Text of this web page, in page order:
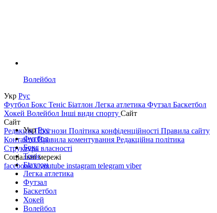
Волейбол
Укр Рус
Футбол Бокс Теніс Біатлон Легка атлетика Футзал Баскетбол
Хокей Волейбол Інші види спорту Сайт
Сайт
РедакціяПрогнози Політика конфіденційності Правила сайту
КонтактиПравила коментування Редакційна політика
Структура власності
Соціальні мережі
facebookxyoutube instagram telegram viber
УкрРус
Футбол
Бокс
Теніс
Біатлон
Легка атлетика
Футзал
Баскетбол
Хокей
Волейбол